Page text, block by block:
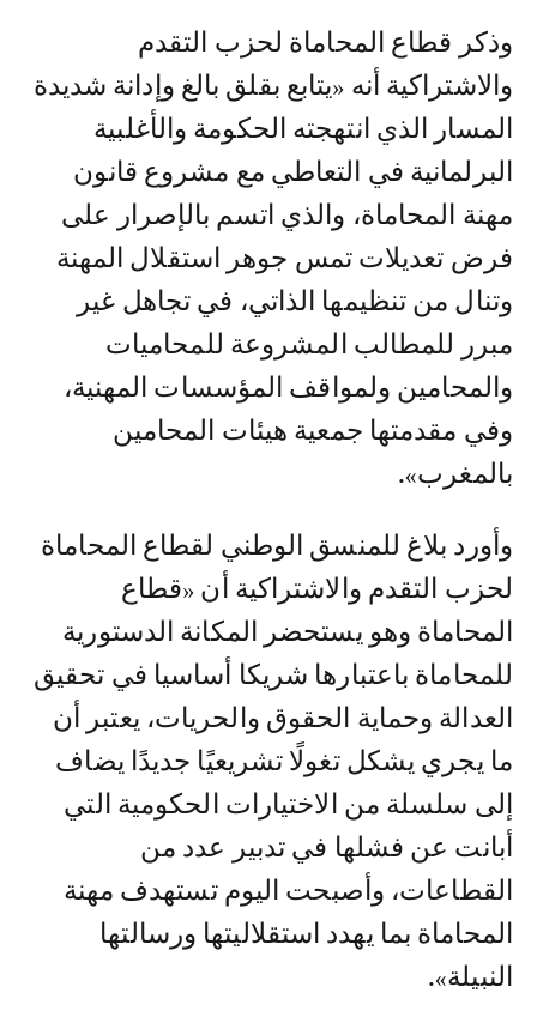
وذكر قطاع المحاماة لحزب التقدم
والاشتراكية أنه «يتابع بقلق بالغ وإدانة شديدة
المسار الذي انتهجته الحكومة والأغلبية
البرلمانية في التعاطي مع مشروع قانون
مهنة المحاماة، والذي اتسم بالإصرار على
فرض تعديلات تمس جوهر استقلال المهنة
وتنال من تنظيمها الذاتي، في تجاهل غير
مبرر للمطالب المشروعة للمحاميات
والمحامين ولمواقف المؤسسات المهنية،
وفي مقدمتها جمعية هيئات المحامين
بالمغرب».
وأورد بلاغ للمنسق الوطني لقطاع المحاماة
لحزب التقدم والاشتراكية أن «قطاع
المحاماة وهو يستحضر المكانة الدستورية
للمحاماة باعتبارها شريكا أساسيا في تحقيق
العدالة وحماية الحقوق والحريات، يعتبر أن
ما يجري يشكل تغولًا تشريعيًا جديدًا يضاف
إلى سلسلة من الاختيارات الحكومية التي
أبانت عن فشلها في تدبير عدد من
القطاعات، وأصبحت اليوم تستهدف مهنة
المحاماة بما يهدد استقلاليتها ورسالتها
النبيلة».